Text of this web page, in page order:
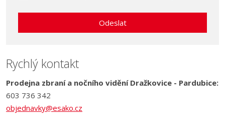
zpracováním
Odeslat
se
nepodařilo
odeslat.
Rychlý kontakt
Prodejna zbraní a nočního vidění Dražkovice - Pardubice:
603 736 342
objednavky@esako.cz